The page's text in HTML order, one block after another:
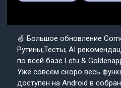
🍏 Большое обновление
Рутины;Тесты; AI
по всей базе Letu &
Уже совсем скоро весь
доступен на Android в